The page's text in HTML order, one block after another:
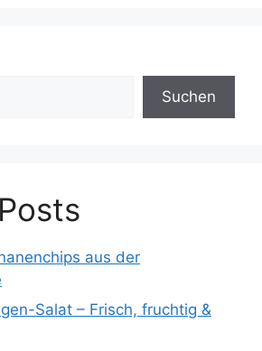
Suchen
aus der
Salat – Frisch, fruchtig &